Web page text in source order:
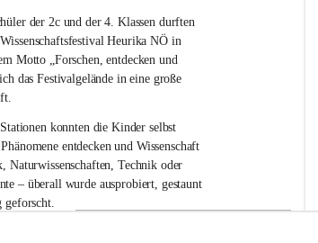
der 2c und der 4. Klassen durften
Heurika NÖ in
Motto „Forschen, entdecken und
das Festivalgelände in eine große
konnten die Kinder selbst
entdecken und Wissenschaft
Naturwissenschaften, Technik oder
– überall wurde ausprobiert, gestaunt
geforscht.
dass Wissenschaftlerinnen und